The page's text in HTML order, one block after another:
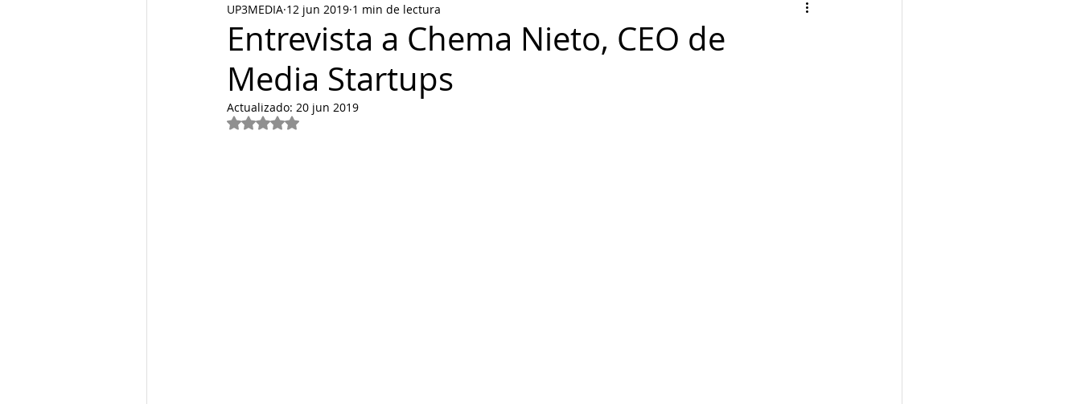
Entrevista a Chema Nieto, CEO de
Media Startups
UP3MEDIA 12 jun 2019 1 min de lectura
Actualizado: 20 jun 2019
Obtuvo NaN de 5 estrellas.